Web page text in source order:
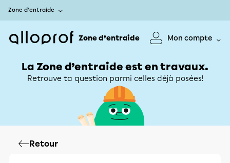
Zone d’entraide
Zone d’entraide Mon compte
La Zone d’entraide est en travaux.
Retrouve ta question parmi celles déjà posées!
Retour